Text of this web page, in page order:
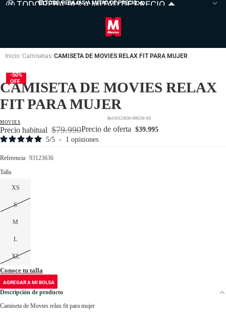
🤑 TODO REBAJAS A MITAD DE PRECIO🔥
🤑 TODO REBAJAS A MITAD DE PRECIO 🔥
Inicio Camisetas CAMISETA DE MOVIES RELAX FIT PARA MUJER
-50%
OFF
CAMISETA DE MOVIES RELAX
FIT PARA MUJER
MOVIES
93123636-096230-XS
Precio de oferta $39.995
Precio habitual $79.990
5/5 - 1 opiniones
Referencia 93123636
Talla
XS
S
M
L
XL
Conoce tu talla
AGREGAR A MI BOLSA
Descripción de producto
Camiseta de Movies relax fit para mujer